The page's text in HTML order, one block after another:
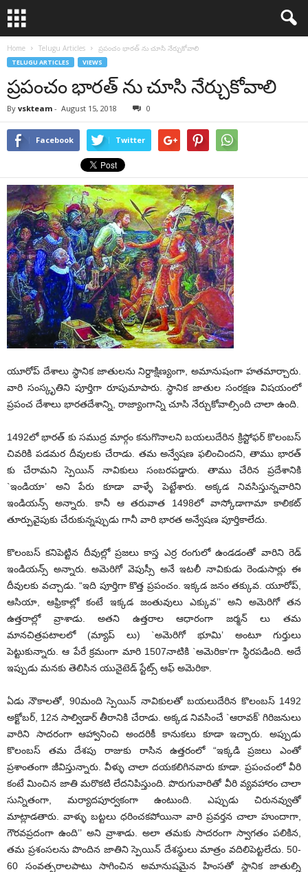
Home Telugu Articles ప్రపంచం భారత్ ను చూసి నేర్చుకోవాలి
TELUGU ARTICLES VIEWS
ప్రపంచం భారత్ ను చూసి నేర్చుకోవాలి
By vskteam - August 15, 2018 0
Facebook Twitter
యూరోప్ దేశాలు స్థానిక జాతులను నిర్దాక్షిణ్యంగా, అమానుషంగా హతమార్చారు.
వారి సంస్కృతిని పూర్తిగా రూపుమాపారు. స్థానిక జాతుల సంరక్షణ విషయంలో
ప్రపంచ దేశాలు భారతదేశాన్ని, రాజ్యాంగాన్ని చూసి నేర్చుకోవాల్సింది చాలా ఉంది.
1492లో భారత్ కు సముద్ర మార్గం కనుగొనాలని బయలుదేరిన క్రిస్టోఫర్ కొలంబస్
చివరికి పడమర దీవులకు చేరాడు. తమ అన్వేషణ ఫలించిందని, తాము భారత్
కు చేరామని స్పెయిన్ నావికులు సంబరపడ్డారు. తాము చేరిన ప్రదేశానికి
`ఇండియా’ అని పేరు కూడా వాళ్ళే పెట్టేశారు. అక్కడ నివసిస్తున్నవారిని
ఇండియన్స్ అన్నారు. కానీ ఆ తరువాత 1498లో వాస్కోడాగామా కాలికట్
తూర్పువైపుకు చేరుకున్నప్పుడు గానీ వారి భారత అన్వేషణ పూర్తికాలేదు.
కొలంబస్ కనిపెట్టిన దీవుల్లో ప్రజలు కాస్త ఎర్ర రంగులో ఉండడంతో వారిని రెడ్
ఇండియన్స్ అన్నారు. అమెరిగో వెపుస్సీ అనే ఇటలీ నావికుడు రెండుసార్లు ఈ
దీవులకు వచ్చాడు. “ఇది పూర్తిగా కొత్త ప్రపంచం. ఇక్కడ జనం తక్కువ. యూరోప్,
ఆసియా, ఆఫ్రికాల్లో కంటే ఇక్కడ జంతువులు ఎక్కువ’’ అని అమెరిగో తన
ఉత్తరాల్లో వ్రాశాడు. అతని ఉత్తరాల ఆధారంగా జర్మన్ లు తమ
మానచిత్రపటాలలో (మ్యాప్ లు) `అమెరిగో భూమి’ అంటూ గుర్తులు
పెట్టుకున్నారు. ఆ పేరే క్రమంగా మారి 1507నాటికి `అమెరికా’గా స్థిరపడింది. అదే
ఇప్పుడు మనకు తెలిసిన యునైటెడ్ స్టేట్స్ ఆఫ్ అమెరికా.
ఏడు నౌకాలతో, 90మంది స్పెయిన్ నావికులతో బయలుదేరిన కొలంబస్ 1492
అక్టోబర్, 12న సాల్విడార్ తీరానికి చేరాడు. అక్కడ నివసించే `ఆరావక్’ గిరిజనులు
వారిని సాదరంగా ఆహ్వానించి అందరికీ కానుకలు కూడా ఇచ్చారు. అప్పుడు
కొలంబస్ తమ దేశపు రాజుకు రాసిన ఉత్తరంలో “ఇక్కడి ప్రజలు ఎంతో
ప్రశాంతంగా జీవిస్తున్నారు. వీళ్ళు చాలా దయకలిగినవారు కూడా. ప్రపంచంలో వీరి
కంటే మించిన జాతి మరొకటి లేదనిపిస్తుంది. పొరుగువారితో వీరి వ్యవహారం చాలా
సున్నితంగా, మర్యాదపూర్వకంగా ఉంటుంది. ఎప్పుడు చిరునవ్వుతో
మాట్లాడతారు. వాళ్ళు బట్టలు ధరించకపోయినా వారి ప్రవర్తన చాలా హుందాగా,
గౌరవప్రదంగా ఉంది’’ అని వ్రాశాడు. అలా తమకు సాదరంగా స్వాగతం పలికిన,
తమ ప్రశంసలను పొందిన జాతిని స్పెయిన్ దేశస్థులు మాత్రం వదిలిపెట్టలేదు. 50-
60 సంవత్సరాలపాటు సాగించిన అమానుషమైన హింసతో స్థానిక జాతుల్ని